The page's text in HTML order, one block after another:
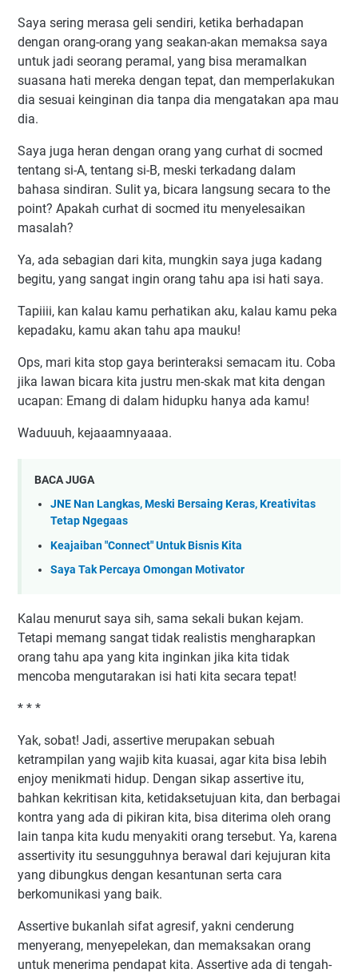
Saya sering merasa geli sendiri, ketika berhadapan
dengan orang-orang yang seakan-akan memaksa saya
untuk jadi seorang peramal, yang bisa meramalkan
suasana hati mereka dengan tepat, dan memperlakukan
dia sesuai keinginan dia tanpa dia mengatakan apa mau
dia.
Saya juga heran dengan orang yang curhat di socmed
tentang si-A, tentang si-B, meski terkadang dalam
bahasa sindiran. Sulit ya, bicara langsung secara to the
point? Apakah curhat di socmed itu menyelesaikan
masalah?
Ya, ada sebagian dari kita, mungkin saya juga kadang
begitu, yang sangat ingin orang tahu apa isi hati saya.
Tapiiii, kan kalau kamu perhatikan aku, kalau kamu peka
kepadaku, kamu akan tahu apa mauku!
Ops, mari kita stop gaya berinteraksi semacam itu. Coba
jika lawan bicara kita justru men-skak mat kita dengan
ucapan: Emang di dalam hidupku hanya ada kamu!
Waduuuh, kejaaamnyaaaa.
BACA JUGA
JNE Nan Langkas, Meski Bersaing Keras, Kreativitas
Tetap Ngegaas
Keajaiban "Connect" Untuk Bisnis Kita
Saya Tak Percaya Omongan Motivator
Kalau menurut saya sih, sama sekali bukan kejam.
Tetapi memang sangat tidak realistis mengharapkan
orang tahu apa yang kita inginkan jika kita tidak
mencoba mengutarakan isi hati kita secara tepat!
* * *
Yak, sobat! Jadi, assertive merupakan sebuah
ketrampilan yang wajib kita kuasai, agar kita bisa lebih
enjoy menikmati hidup. Dengan sikap assertive itu,
bahkan kekritisan kita, ketidaksetujuan kita, dan berbagai
kontra yang ada di pikiran kita, bisa diterima oleh orang
lain tanpa kita kudu menyakiti orang tersebut. Ya, karena
assertivity itu sesungguhnya berawal dari kejujuran kita
yang dibungkus dengan kesantunan serta cara
berkomunikasi yang baik.
Assertive bukanlah sifat agresif, yakni cenderung
menyerang, menyepelekan, dan memaksakan orang
untuk menerima pendapat kita. Assertive ada di tengah-